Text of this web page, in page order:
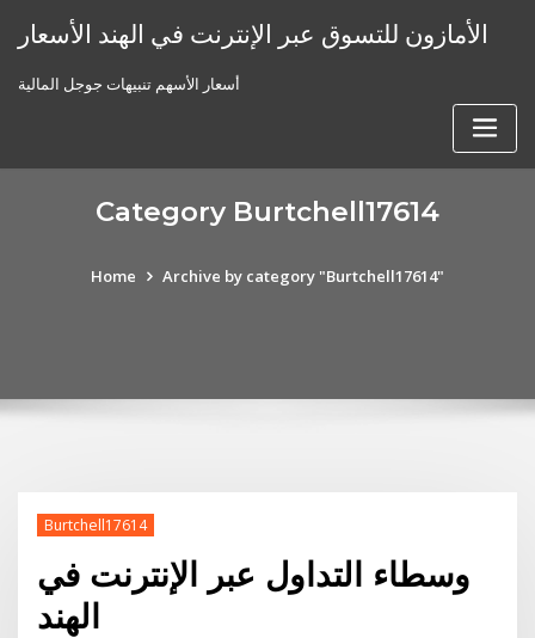
الأمازون للتسوق عبر الإنترنت في الهند الأسعار
أسعار الأسهم تنبيهات جوجل المالية
Category Burtchell17614
Home Archive by category "Burtchell17614"
Burtchell17614
وسطاء التداول عبر الإنترنت في
الهند